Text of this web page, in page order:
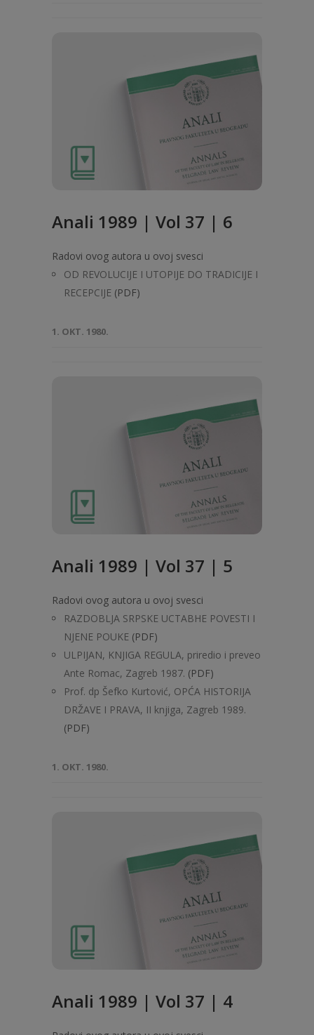
Anali 1989 | Vol 37 | 6
Radovi ovog autora u ovoj svesci
OD REVOLUCIJE I UTOPIJE DO TRADICIJE I
RECEPCIJE (PDF)
1. OKT. 1980.
Anali 1989 | Vol 37 | 5
Radovi ovog autora u ovoj svesci
RAZDOBLJA SRPSKE UCTABHE POVESTI I
NJENE POUKE (PDF)
ULPIJAN, KNJIGA REGULA, priredio i preveo
Ante Romac, Zagreb 1987. (PDF)
Prof. dp Šefko Kurtović, OPĆA HISTORIJA
DRŽAVE I PRAVA, II knjiga, Zagreb 1989.
(PDF)
1. OKT. 1980.
Anali 1989 | Vol 37 | 4